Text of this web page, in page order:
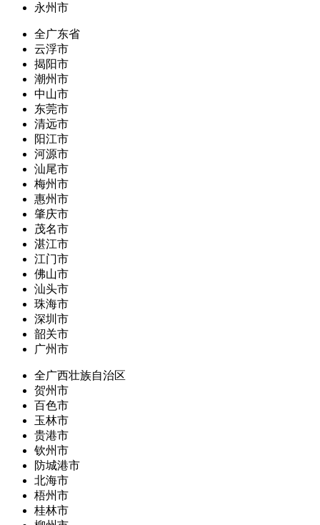
永州市
全广东省
云浮市
揭阳市
潮州市
中山市
东莞市
清远市
阳江市
河源市
汕尾市
梅州市
惠州市
肇庆市
茂名市
湛江市
江门市
佛山市
汕头市
珠海市
深圳市
韶关市
广州市
全广西壮族自治区
贺州市
百色市
玉林市
贵港市
钦州市
防城港市
北海市
梧州市
桂林市